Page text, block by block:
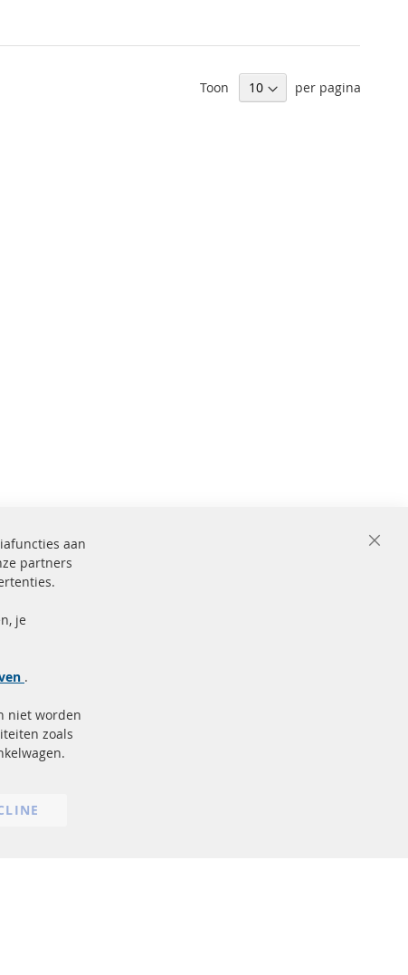
Toon per pagina
AGB
Annuleringsvoorwaarden
Close
aan
partners
je
.
niet worden
zoals